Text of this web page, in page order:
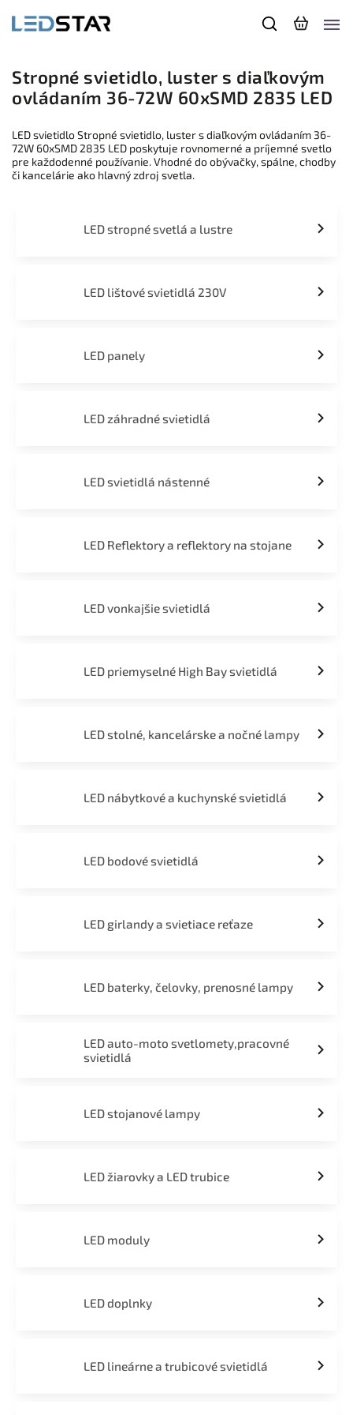
Stropné svietidlo, luster s diaľkovým
ovládaním 36-72W 60xSMD 2835 LED
LED svietidlo Stropné svietidlo, luster s diaľkovým ovládaním 36-
72W 60xSMD 2835 LED poskytuje rovnomerné a príjemné svetlo
pre každodenné používanie. Vhodné do obývačky, spálne, chodby
či kancelárie ako hlavný zdroj svetla.
LED stropné svetlá a lustre
LED lištové svietidlá 230V
LED panely
LED záhradné svietidlá
LED svietidlá nástenné
LED Reflektory a reflektory na stojane
LED vonkajšie svietidlá
LED priemyselné High Bay svietidlá
LED stolné, kancelárske a nočné lampy
LED nábytkové a kuchynské svietidlá
LED bodové svietidlá
LED girlandy a svietiace reťaze
LED baterky, čelovky, prenosné lampy
LED auto-moto svetlomety,pracovné
svietidlá
LED stojanové lampy
LED žiarovky a LED trubice
LED moduly
LED doplnky
LED lineárne a trubicové svietidlá